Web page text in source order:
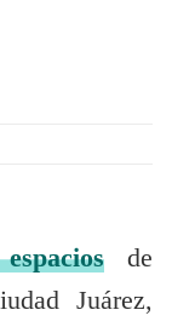
de
Juárez,